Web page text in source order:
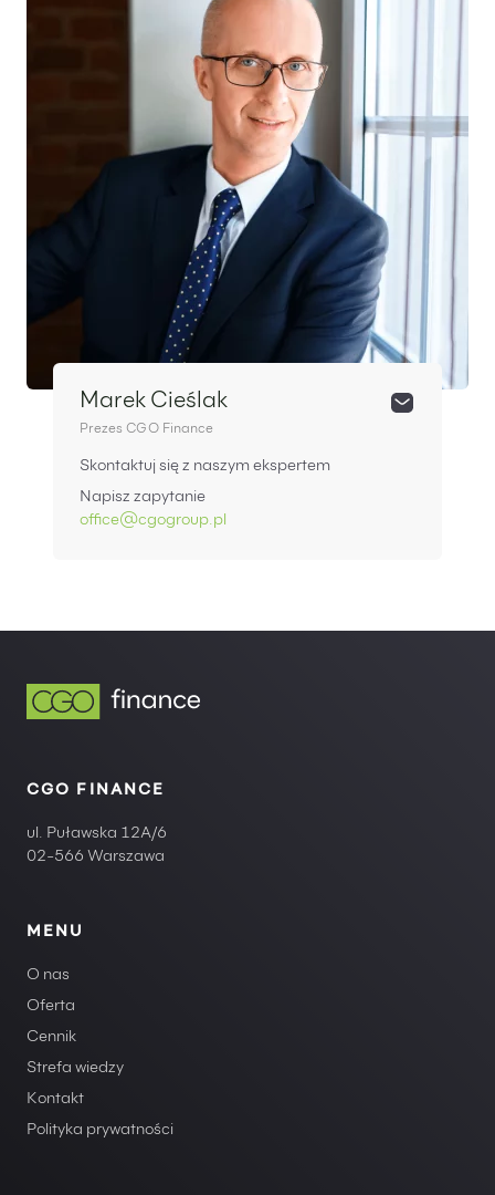
Marek Cieślak
Prezes CGO Finance
Skontaktuj się z naszym ekspertem
Napisz zapytanie
office@cgogroup.pl
CGO FINANCE
ul. Puławska 12A/6
02-566 Warszawa
MENU
O nas
Oferta
Cennik
Strefa wiedzy
Kontakt
Polityka prywatności